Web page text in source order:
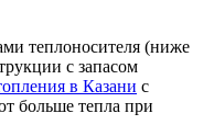
теплоносителя (ниже
с запасом
в Казани с
больше тепла при